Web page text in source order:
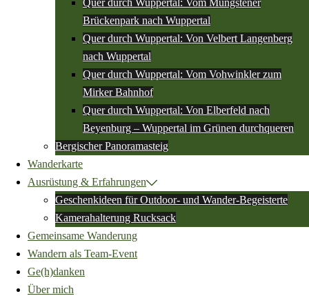
Quer durch Wuppertal: Vom Müngstener
Brückenpark nach Wuppertal
Quer durch Wuppertal: Von Velbert Langenberg
nach Wuppertal
Quer durch Wuppertal: Vom Vohwinkler zum
Mirker Bahnhof
Quer durch Wuppertal: Von Elberfeld nach
Beyenburg – Wuppertal im Grünen durchqueren
Bergischer Panoramasteig
Wanderkarte
Ausrüstung & Erfahrungen
Geschenkideen für Outdoor- und Wander-Begeisterte
Kamerahalterung Rucksack
Gemeinsame Wanderung
Wandern als Team-Event
Ge(h)danken
Über mich